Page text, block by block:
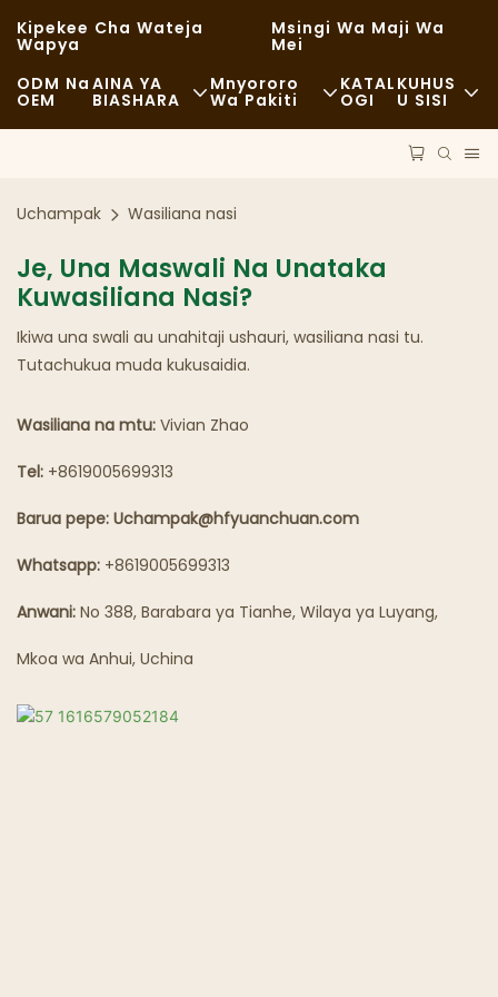
Kipekee Cha Wateja
Wapya
Msingi Wa Maji Wa
Mei
ODM Na
OEM
AINA YA
BIASHARA
Kahawa Na Maduka Ya Kahawa
Mikahawa Ya Mizimu
Mnyororo
Wa Pakiti
Teknolojia
KATAL
OGI
KUHUS
U SISI
Habari
Uchampak Wasiliana nasi
Je, Una Maswali Na Unataka
Kuwasiliana Nasi?
Ikiwa una swali au unahitaji ushauri, wasiliana nasi tu.
Tutachukua muda kukusaidia.
Wasiliana na mtu: Vivian Zhao
Tel: +8619005699313
Barua pepe: Uchampak@hfyuanchuan.com
Whatsapp: +8619005699313
Anwani: No 388, Barabara ya Tianhe, Wilaya ya Luyang,
Mkoa wa Anhui, Uchina